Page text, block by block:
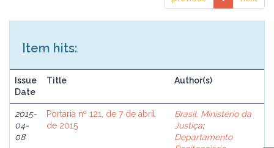
Item hits:
Issue
Date
Title Author(s)
2015-
04-
08
Portaria nº 121, de 7 de abril
de 2015
Brasil. Ministério da
Justiça;
Departamento